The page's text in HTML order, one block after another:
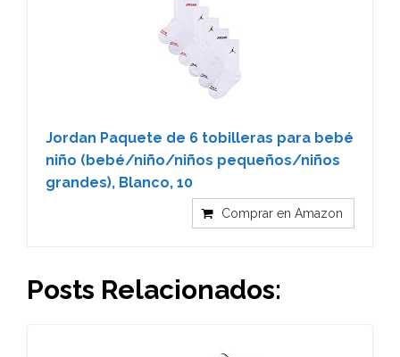
Jordan Paquete de 6 tobilleras para bebé
niño (bebé/niño/niños pequeños/niños
grandes), Blanco, 10
Comprar en Amazon
Posts Relacionados: